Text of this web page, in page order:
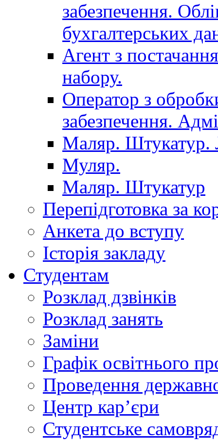
забезпечення.
бухгалтерських
Агент з
набору.
Оператор з
забезпечення.
Маляр. Штукатур.
Муляр.
Маляр. Штукатур
Перепідготовка за
Анкета до вступу
Історія закладу
Студентам
Розклад дзвінків
Розклад занять
Заміни
Графік освітнього
Проведення
Центр кар’єри
Студентське